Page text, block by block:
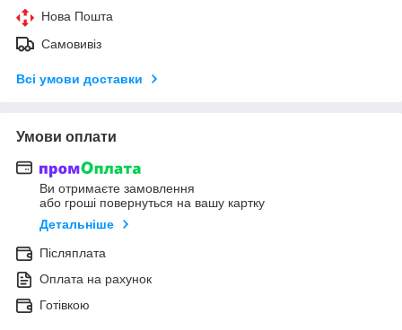
Нова Пошта
Самовивіз
Всі умови доставки
Умови оплати
Ви отримаєте замовлення
або гроші повернуться на вашу картку
Детальніше
Післяплата
Оплата на рахунок
Готівкою